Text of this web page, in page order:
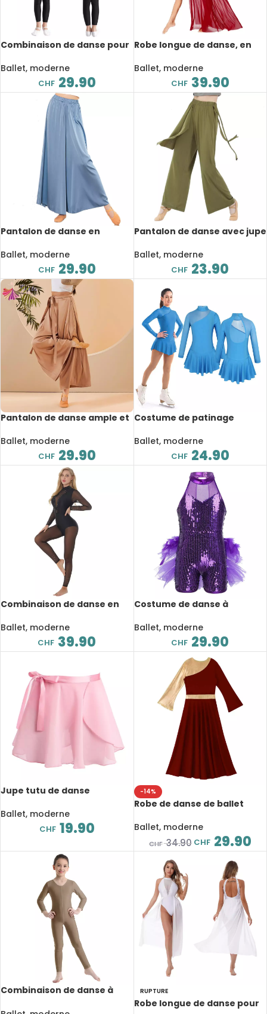
Combinaison de danse pour
strass
Ballet, moderne
CHF 29.90
Robe longue de danse, en
costume de scène
Ballet, moderne
CHF 39.90
Pantalon de danse en
jupe fluide, jambe large,
vêtements longs
Ballet, moderne
CHF 29.90
Pantalon de danse avec jupe
vêtements d’entraînement
Ballet, moderne
CHF 23.90
Pantalon de danse ample et
Ballet, moderne
CHF 29.90
Costume de patinage
danse, pour enfant
Ballet, moderne
CHF 24.90
Combinaison de danse en
manches longues, en maille,
Justaucorps
Ballet, moderne
CHF 39.90
Costume de danse à
manches, pour spectacle
sur scène
Ballet, moderne
CHF 29.90
Jupe tutu de danse
mousseline de soie, avec
cravate à la taille, pour
spectacle
Ballet, moderne
CHF 19.90
-14%
Robe de danse de ballet
ample pleine longueur et
décontractée
Ballet, moderne
CHF34.90 CHF 29.90
Combinaison de danse à
RUPTURE
Robe longue de danse pour